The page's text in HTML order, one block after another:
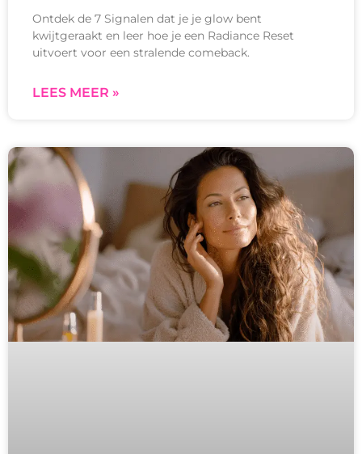
Ontdek de 7 Signalen dat je je glow bent
kwijtgeraakt en leer hoe je een Radiance Reset
uitvoert voor een stralende comeback.
LEES MEER »